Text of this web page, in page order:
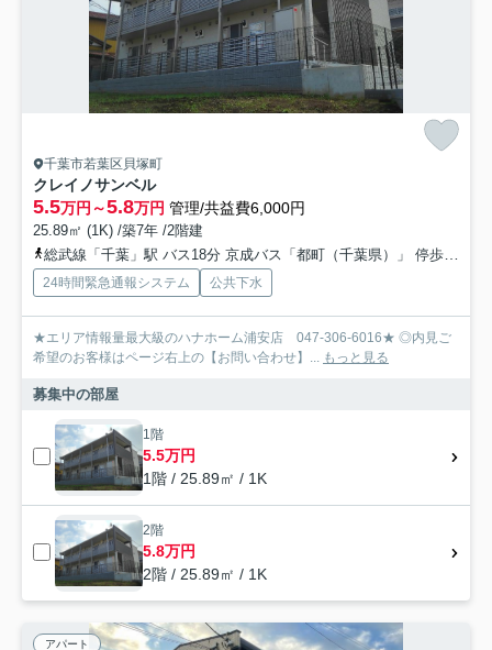
千葉市若葉区貝塚町
クレイノサンベル
5.5万円～5.8万円 管理/共益費6,000円
25.89㎡ (1K) /築7年 /2階建
総武線「千葉」駅 バス18分 京成バス「都町（千葉県）」 停歩3分
24時間緊急通報システム 公共下水
★エリア情報量最大級のハナホーム浦安店 047-306-6016★ ◎内見ご
希望のお客様はページ右上の【お問い合わせ】...
もっと見る
募集中の部屋
1階
5.5万円
1階 / 25.89㎡ / 1K
2階
5.8万円
2階 / 25.89㎡ / 1K
アパート